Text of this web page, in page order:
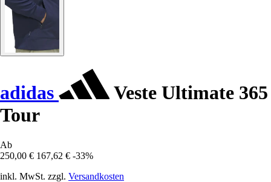
adidas
Veste Ultimate 365
Tour
Ab
250,00 € 167,62 € -33%
inkl. MwSt. zzgl. Versandkosten